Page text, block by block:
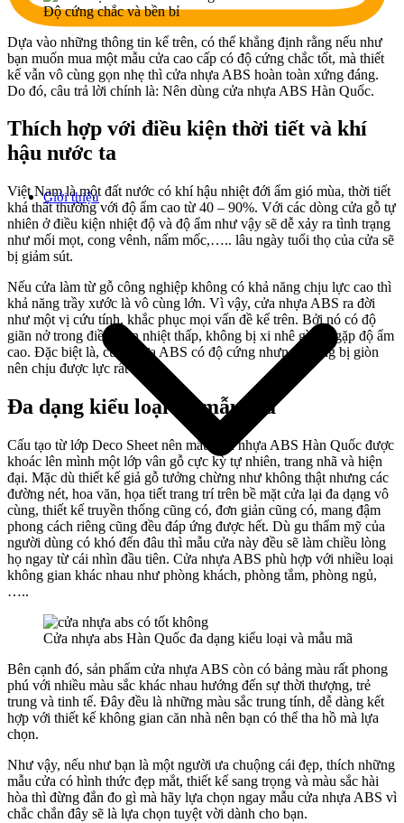
Giới thiệu
Giới thiệu công ty
Độ cứng chắc và bền bỉ
Dựa vào những thông tin kể trên, có thể khẳng định rằng nếu như
bạn muốn mua một mẫu cửa cao cấp có độ cứng chắc tốt, mà thiết
kế vẫn vô cùng gọn nhẹ thì cửa nhựa ABS hoàn toàn xứng đáng.
Do đó, câu trả lời chính là: Nên dùng cửa nhựa ABS Hàn Quốc.
Thích hợp với điều kiện thời tiết và khí
hậu nước ta
Việt Nam là một đất nước có khí hậu nhiệt đới ẩm gió mùa, thời tiết
khá thất thường với độ ẩm cao từ 40 – 90%. Với các dòng cửa gỗ tự
nhiên ở điều kiện nhiệt độ và độ ẩm như vậy sẽ dễ xảy ra tình trạng
như mối mọt, cong vênh, nấm mốc,….. lâu ngày tuổi thọ của cửa sẽ
bị giảm sút.
Nếu cửa làm từ gỗ công nghiệp không có khả năng chịu lực cao thì
khả năng trầy xước là vô cùng lớn. Vì vậy, cửa nhựa ABS ra đời
như một vị cứu tính, khắc phục mọi vấn đề kể trên. Bởi nó có độ
giãn nở trong điều kiện nhiệt thấp, không bị xi nhê gì khi gặp độ ẩm
cao. Đặc biệt là, cửa nhựa ABS có độ cứng nhưng không bị giòn
nên chịu được lực rất tốt.
Đa dạng kiểu loại và mẫu mã
Cấu tạo từ lớp Deco Sheet nên mẫu cửa nhựa ABS Hàn Quốc được
khoác lên mình một lớp vân gỗ cực kỳ tự nhiên, trang nhã và hiện
đại. Mặc dù thiết kế giả gỗ tưởng chừng như không thật nhưng các
đường nét, hoa văn, họa tiết trang trí trên bề mặt cửa lại đa dạng vô
cùng, thiết kế truyền thống cũng có, đơn giản cũng có, mang đậm
phong cách riêng cũng đều đáp ứng được hết. Dù gu thẩm mỹ của
người dùng có khó đến đâu thì mẫu cửa này đều sẽ làm chiều lòng
họ ngay từ cái nhìn đầu tiên. Cửa nhựa ABS phù hợp với nhiều loại
không gian khác nhau như phòng khách, phòng tắm, phòng ngủ,
…..
Cửa nhựa abs Hàn Quốc đa dạng kiểu loại và mẫu mã
Bên cạnh đó, sản phẩm cửa nhựa ABS còn có bảng màu rất phong
phú với nhiều màu sắc khác nhau hướng đến sự thời thượng, trẻ
trung và tinh tế. Đây đều là những màu sắc trung tính, dễ dàng kết
hợp với thiết kế không gian căn nhà nên bạn có thể tha hồ mà lựa
chọn.
Như vậy, nếu như bạn là một người ưa chuộng cái đẹp, thích những
mẫu cửa có hình thức đẹp mắt, thiết kế sang trọng và màu sắc hài
hòa thì đừng đắn đo gì mà hãy lựa chọn ngay mẫu cửa nhựa ABS vì
chắc chắn đây sẽ là lựa chọn tuyệt vời dành cho bạn.